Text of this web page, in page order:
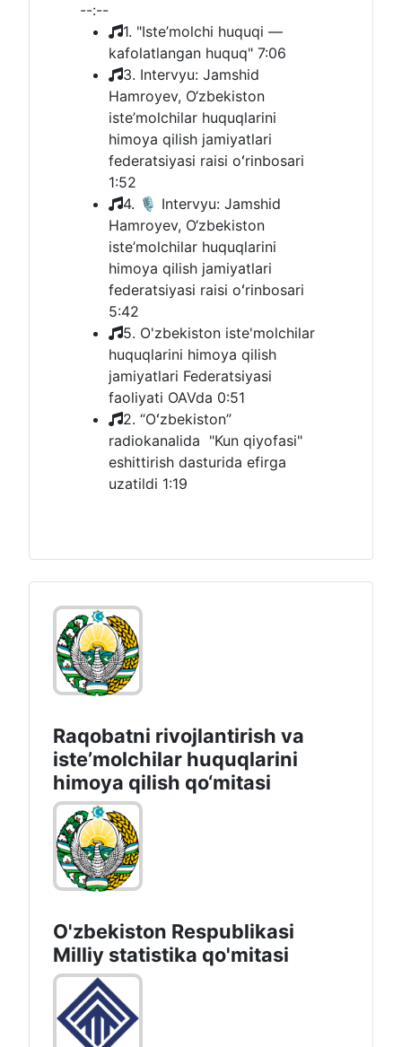
--:--
1. "Iste’molchi huquqi —
kafolatlangan huquq" 7:06
3. Intervyu: Jamshid
Hamroyev, O‘zbekiston
iste’molchilar huquqlarini
himoya qilish jamiyatlari
federatsiyasi raisi oʻrinbosari
1:52
4. 🎙 Intervyu: Jamshid
Hamroyev, O‘zbekiston
iste’molchilar huquqlarini
himoya qilish jamiyatlari
federatsiyasi raisi oʻrinbosari
5:42
5. O'zbekiston iste'molchilar
huquqlarini himoya qilish
jamiyatlari Federatsiyasi
faoliyati OAVda 0:51
2. “Oʻzbekiston”
radiokanalida "Kun qiyofasi"
eshittirish dasturida efirga
uzatildi 1:19
Raqobatni rivojlantirish va
isteʼmolchilar huquqlarini
himoya qilish qo‘mitasi
O'zbekiston Respublikasi
Milliy statistika qo'mitasi